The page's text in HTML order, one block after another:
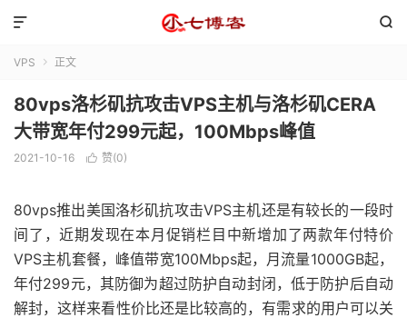


VPS  正文
80vps洛杉矶抗攻击VPS主机与洛杉矶CERA
大带宽年付299元起，100Mbps峰值
2021-10-16  赞(0)
80vps推出美国洛杉矶抗攻击VPS主机还是有较长的一段时
间了，近期发现在本月促销栏目中新增加了两款年付特价
VPS主机套餐，峰值带宽100Mbps起，月流量1000GB起，
年付299元，其防御为超过防护自动封闭，低于防护后自动
解封，这样来看性价比还是比较高的，有需求的用户可以关